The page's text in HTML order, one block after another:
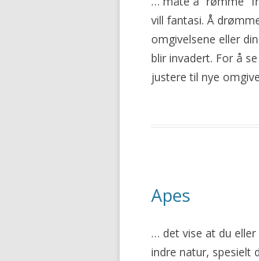
vill fantasi. Å
omgivelsene eller
blir invadert. For å
justere til nye
Apes
… det vise at du eller
indre natur, spesielt